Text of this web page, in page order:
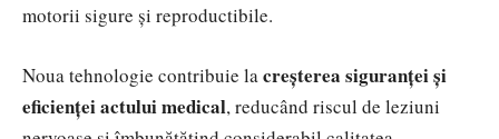
motorii sigure și reproductibile.
Noua tehnologie contribuie lacreșterea siguranței și
eficienței actului medical, reducând riscul de leziuni